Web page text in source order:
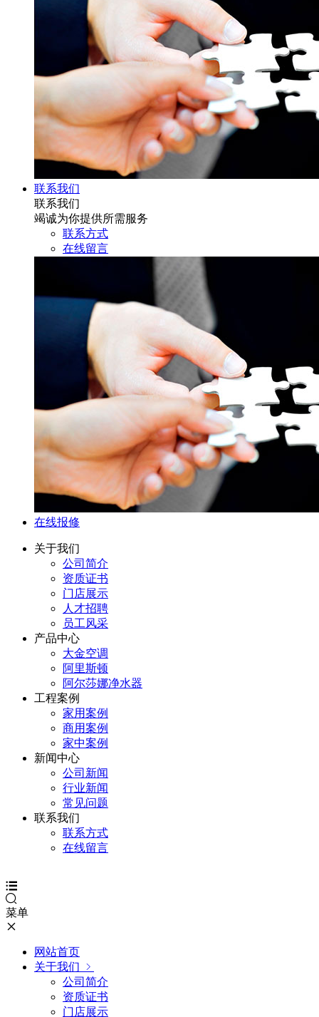
联系我们
联系我们
竭诚为你提供所需服务
联系方式
在线留言
在线报修
关于我们
公司简介
资质证书
门店展示
人才招聘
员工风采
产品中心
大金空调
阿里斯顿
阿尔莎娜净水器
工程案例
家用案例
商用案例
家中案例
新闻中心
公司新闻
行业新闻
常见问题
联系我们
联系方式
在线留言
菜单
网站首页
关于我们
公司简介
资质证书
门店展示